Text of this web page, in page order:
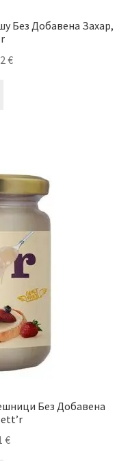
Без Добавена Захар,
€
Без Добавена
€